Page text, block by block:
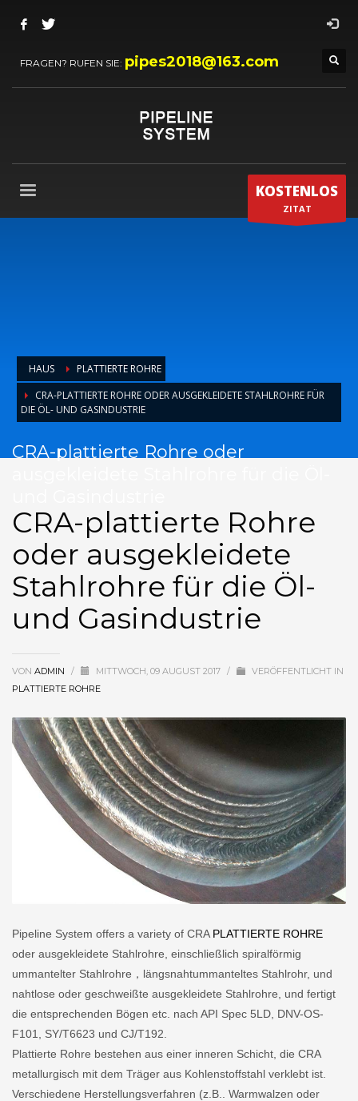
FRAGEN? RUFEN SIE: pipes2018@163.com
KOSTENLOS
ZITAT
HAUS
PLATTIERTE ROHRE
CRA-PLATTIERTE ROHRE ODER AUSGEKLEIDETE STAHLROHRE FÜR
DIE ÖL- UND GASINDUSTRIE
CRA-plattierte Rohre oder
CRA-plattierte Rohre
oder ausgekleidete
Stahlrohre für die Öl-
und Gasindustrie
VON ADMIN / MITTWOCH, 09 AUGUST 2017 /
VERÖFFENTLICHT IN
PLATTIERTE ROHRE
Pipeline System offers a variety of CRA PLATTIERTE ROHRE
oder ausgekleidete Stahlrohre, einschließlich spiralförmig
ummantelter Stahlrohre，längsnahtummanteltes Stahlrohr, und
nahtlose oder geschweißte ausgekleidete Stahlrohre, und fertigt
die entsprechenden Bögen etc. nach API Spec 5LD, DNV-OS-
F101, SY/T6623 und CJ/T192.
Plattierte Rohre bestehen aus einer inneren Schicht, die CRA
metallurgisch mit dem Träger aus Kohlenstoffstahl verklebt ist.
Verschiedene Herstellungsverfahren (z.B.. Warmwalzen oder